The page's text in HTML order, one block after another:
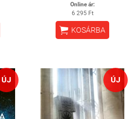
Online ár:
6 295 Ft
 KOSÁRBA
ÚJ ÚJ